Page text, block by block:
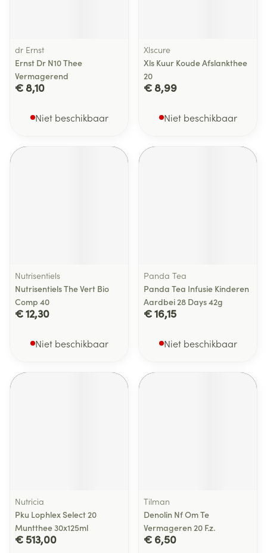
dr Ernst
Ernst Dr N10 Thee
Vermagerend
€ 8,10
Niet beschikbaar
Xlscure
Xls Kuur Koude Afslankthee
20
€ 8,99
Niet beschikbaar
Nutrisentiels
Nutrisentiels The Vert Bio
Comp 40
€ 12,30
Niet beschikbaar
Panda Tea
Panda Tea Infusie Kinderen
Aardbei 28 Days 42g
€ 16,15
Niet beschikbaar
Nutricia
Pku Lophlex Select 20
Muntthee 30x125ml
€ 513,00
Tilman
Denolin Nf Om Te
Vermageren 20 F.z.
€ 6,50